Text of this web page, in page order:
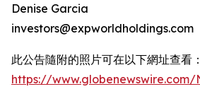
Denise Garcia
investors@expworldholdings.com
此公告隨附的照片可在以下網址查看：
https://